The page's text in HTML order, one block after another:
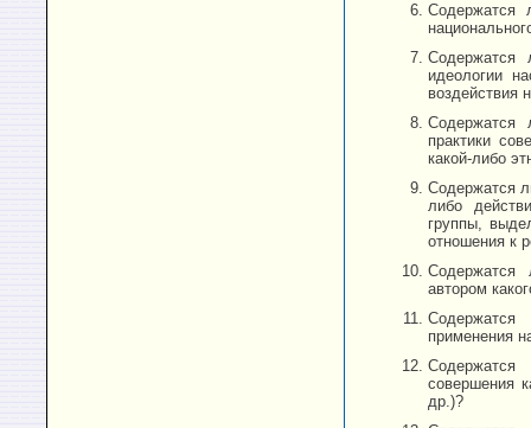
Содержатся
Содержатся
идеологии
воздействия
Содержатся
практики
какой-либо
Содержатся
либо
группы,
отношения к
Содержатся
автором
Содержатся
применения
Содержатся
совершения
др.)?